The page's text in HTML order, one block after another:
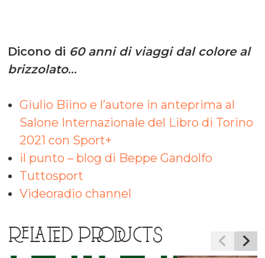
Dicono di 60 anni di viaggi dal colore al
brizzolato…
Giulio Biino e l’autore in anteprima al
Salone Internazionale del Libro di Torino
2021 con Sport+
il punto – blog di Beppe Gandolfo
Tuttosport
Videoradio channel
RELATED PRODUCTS